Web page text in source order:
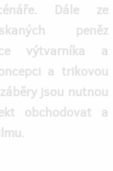
Dále ze
peněz
výtvarníka a
a trikovou
jsou nutnou
obchodovat a